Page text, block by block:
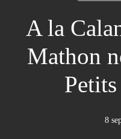
A la
Mathon
8